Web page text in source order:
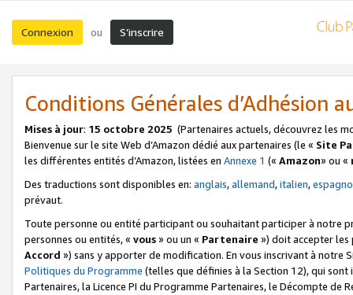
Connexion ou S’inscrire
Conditions Générales d’Adhésion
Mises à jour: 15 octobre 2025 (Partenaires actuels, découvrez les
Bienvenue sur le site Web d’Amazon dédié aux partenaires (le « Site
les différentes entités d’Amazon, listées en Annexe 1 (« Amazon» ou «
Des traductions sont disponibles en: anglais,allemand,italien,
prévaut.
Toute personne ou entité participant ou souhaitant participer à notre
personnes ou entités, « vous» ou un « Partenaire ») doit accepter les
Accord ») sans y apporter de modification. En vous inscrivant à notre
Politiques du Programme (telles que définies à la Section 12), qui
Partenaires, la Licence PI du Programme Partenaires, le Décompte de